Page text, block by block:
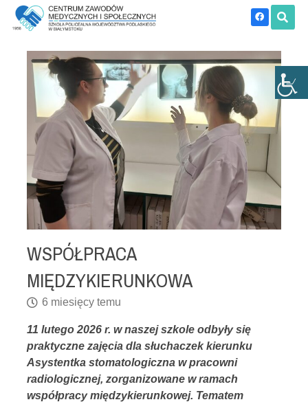
WSPÓŁPRACA
MIĘDZYKIERUNKOWA
6 miesięcy temu
11 lutego 2026 r. w naszej szkole odbyły się
praktyczne zajęcia dla słuchaczek kierunku
Asystentka stomatologiczna w pracowni
radiologicznej, zorganizowane w ramach
współpracy międzykierunkowej. Tematem